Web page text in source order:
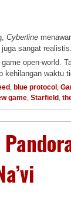
Cyberline
sangat realistis.
open-world.
waktu
, blue protocol ,
game, Starfield ,